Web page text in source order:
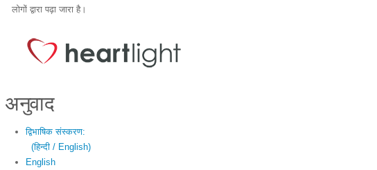
लोगों द्वारा पढ़ा जारा है।
अनुवाद
द्विभाषिक संस्करण:
(हिन्दी / English)
English